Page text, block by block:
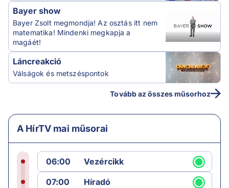
Bayer show
Bayer Zsolt megmondja! Az osztás itt nem
matematika! Mindenki megkapja a
magáét!
Láncreakció
Válságok és metszéspontok
Tovább az összes műsorhoz
A HírTV mai műsorai
06:00
Vezércikk
07:00
Híradó